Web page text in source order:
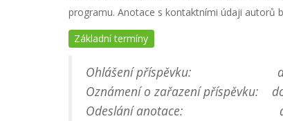
programu. Anotace s kontaktními údaji autorů
Základní termíny
Ohlášení příspěvku: do 3.
Oznámení o zařazení příspěvku:
Odeslání anotace: do